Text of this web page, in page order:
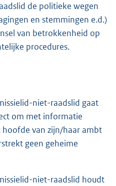
de politieke wegen
en stemmingen e.d.)
van betrokkenheid op
procedures.
niet-raadslid gaat
om met informatie
van zijn/haar ambt
geen geheime
niet-raadslid houdt